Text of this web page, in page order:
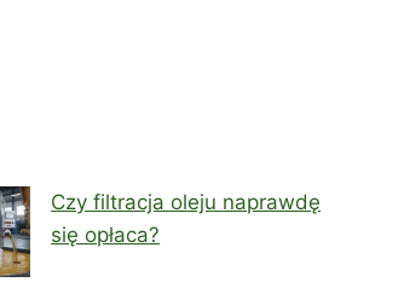
Czy filtracja oleju naprawdę
się opłaca?